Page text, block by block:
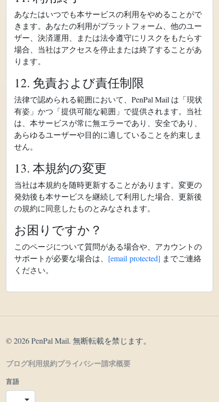
あなたはいつでも本サービスの利用をやめることがで
きます。あなたの利用がプラットフォーム、他のユー
ザー、決済運用、または法令遵守にリスクをもたらす
場合、当社はアクセスを停止または終了することがあ
ります。
12. 免責および責任制限
法律で認められる範囲において、PenPal Mail は「現状
有姿」かつ「提供可能な範囲」で提供されます。当社
は、本サービスが常に無エラーであり、安全であり、
あらゆるユーザーや目的に適していることを約束しま
せん。
13. 本規約の変更
当社は本規約を随時更新することがあります。変更の
発効後も本サービスを継続して利用した場合、更新後
の規約に同意したものとみなされます。
お困りですか？
このページについて質問がある場合や、アカウントの
サポートが必要な場合は、 [email protected] までご連絡
ください。
© 2026 PenPal Mail. 無断転載を禁じます。
ブログ利用規約プライバシー請求概要
言語